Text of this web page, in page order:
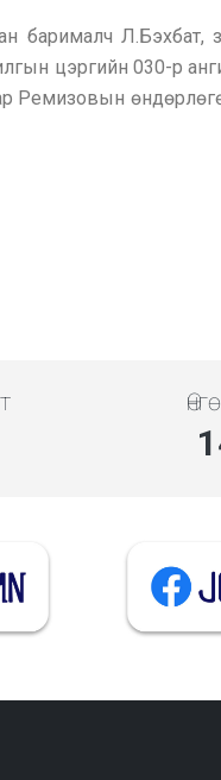
Л.Бэхбат,
цэргийн 030-р
Ремизовын